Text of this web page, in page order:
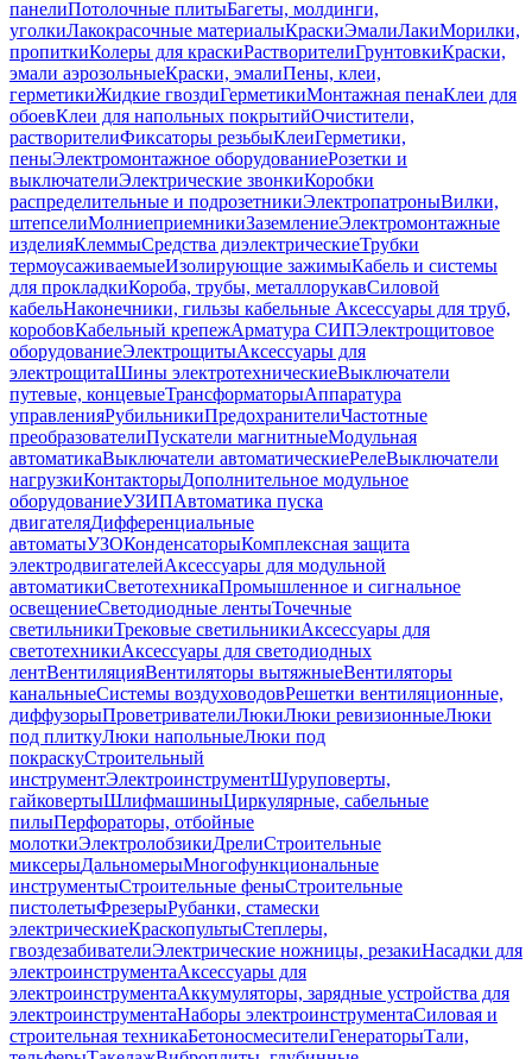
панелиПотолочные плитыБагеты, молдинги,
уголкиЛакокрасочные материалыКраскиЭмалиЛакиМорилки,
пропиткиКолеры для краскиРастворителиГрунтовкиКраски,
эмали аэрозольныеКраски, эмалиПены, клеи,
герметикиЖидкие гвоздиГерметикиМонтажная пенаКлеи для
обоевКлеи для напольных покрытийОчистители,
растворителиФиксаторы резьбыКлеиГерметики,
пеныЭлектромонтажное оборудованиеРозетки и
выключателиЭлектрические звонкиКоробки
распределительные и подрозетникиЭлектропатроныВилки,
штепселиМолниеприемникиЗаземлениеЭлектромонтажные
изделияКлеммыСредства диэлектрическиеТрубки
термоусаживаемыеИзолирующие зажимыКабель и системы
для прокладкиКороба, трубы, металлорукавСиловой
кабельНаконечники, гильзы кабельные Аксессуары для труб,
коробовКабельный крепежАрматура СИПЭлектрощитовое
оборудованиеЭлектрощитыАксессуары для
электрощитаШины электротехническиеВыключатели
путевые, концевыеТрансформаторыАппаратура
управленияРубильникиПредохранителиЧастотные
преобразователиПускатели магнитныеМодульная
автоматикаВыключатели автоматическиеРелеВыключатели
нагрузкиКонтакторыДополнительное модульное
оборудованиеУЗИПАвтоматика пуска
двигателяДифференциальные
автоматыУЗОКонденсаторыКомплексная защита
электродвигателейАксессуары для модульной
автоматикиСветотехникаПромышленное и сигнальное
освещениеСветодиодные лентыТочечные
светильникиТрековые светильникиАксессуары для
светотехникиАксессуары для светодиодных
лентВентиляцияВентиляторы вытяжныеВентиляторы
канальныеСистемы воздуховодовРешетки вентиляционные,
диффузорыПроветривателиЛюкиЛюки ревизионныеЛюки
под плиткуЛюки напольныеЛюки под
покраскуСтроительный
инструментЭлектроинструментШуруповерты,
гайковертыШлифмашиныЦиркулярные, сабельные
пилыПерфораторы, отбойные
молоткиЭлектролобзикиДрелиСтроительные
миксерыДальномерыМногофункциональные
инструментыСтроительные феныСтроительные
пистолетыФрезерыРубанки, стамески
электрическиеКраскопультыСтеплеры,
гвоздезабивателиЭлектрические ножницы, резакиНасадки для
электроинструментаАксессуары для
электроинструментаАккумуляторы, зарядные устройства для
электроинструментаНаборы электроинструментаСиловая и
строительная техникаБетоносмесителиГенераторыТали,